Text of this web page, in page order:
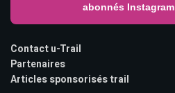
abonnés Instagram
Contact u-Trail
Partenaires
Articles sponsorisés trail